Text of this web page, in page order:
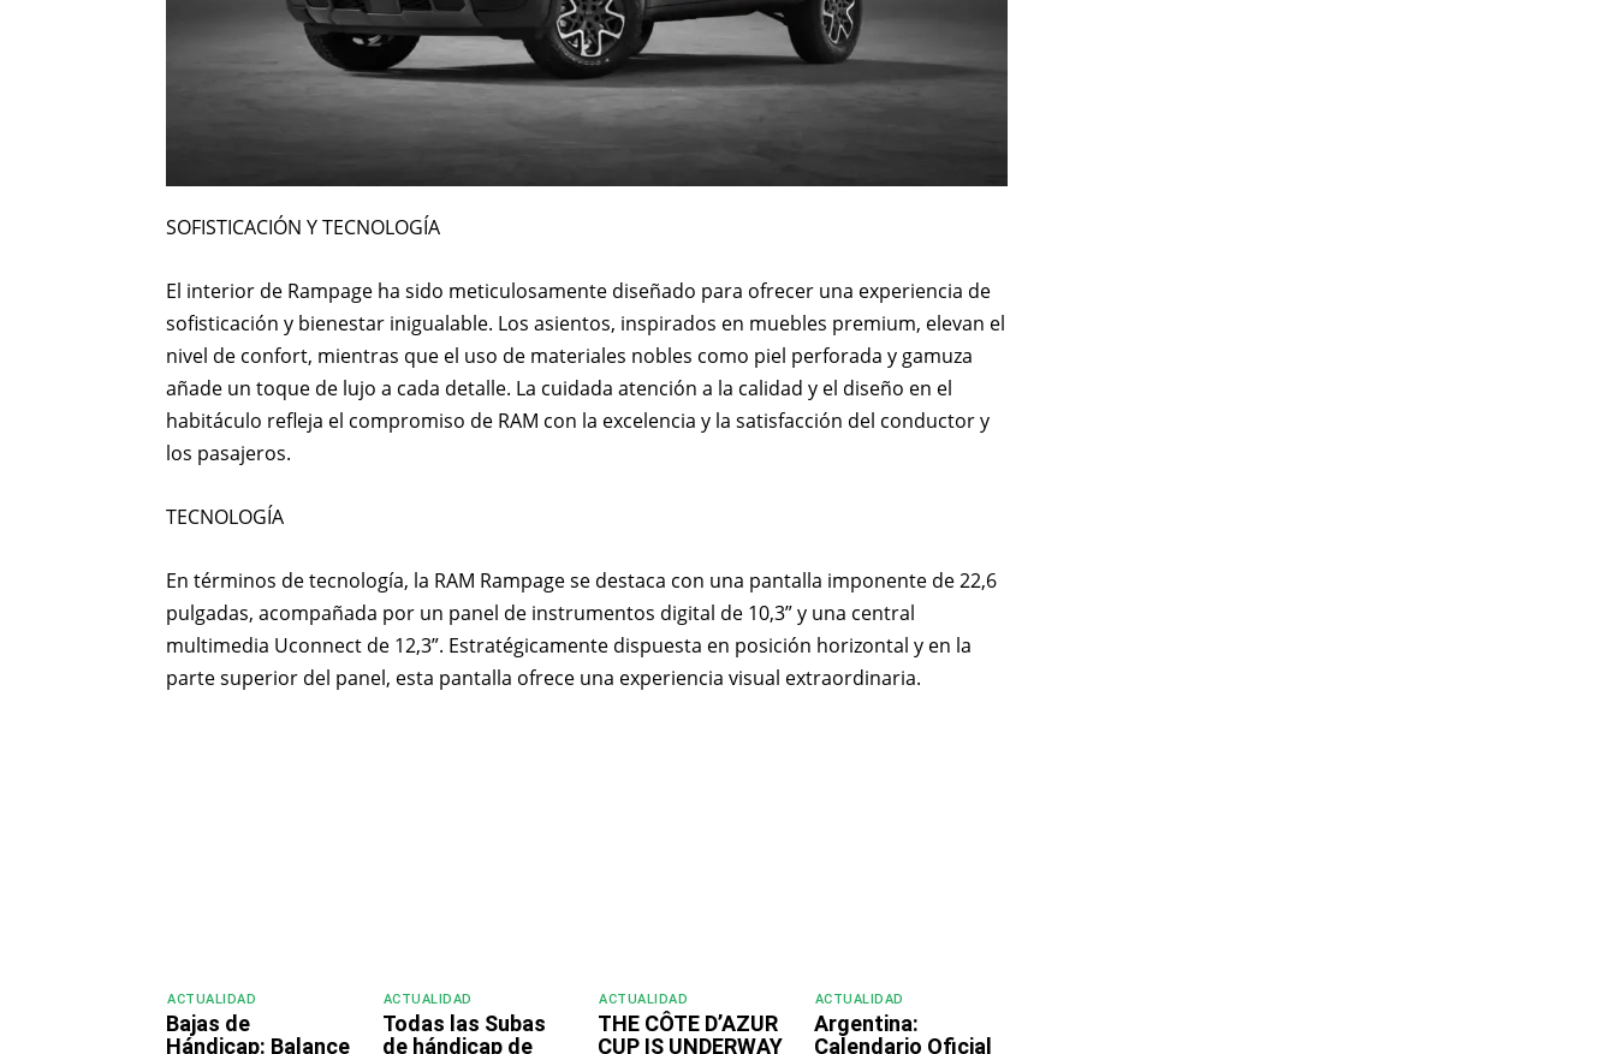
SOFISTICACIÓN Y TECNOLOGÍA
El interior de Rampage ha sido meticulosamente diseñado para ofrecer una experiencia de
sofisticación y bienestar inigualable. Los asientos, inspirados en muebles premium, elevan el
nivel de confort, mientras que el uso de materiales nobles como piel perforada y gamuza
añade un toque de lujo a cada detalle. La cuidada atención a la calidad y el diseño en el
habitáculo refleja el compromiso de RAM con la excelencia y la satisfacción del conductor y
los pasajeros.
TECNOLOGÍA
En términos de tecnología, la RAM Rampage se destaca con una pantalla imponente de 22,6
pulgadas, acompañada por un panel de instrumentos digital de 10,3” y una central
multimedia Uconnect de 12,3”. Estratégicamente dispuesta en posición horizontal y en la
parte superior del panel, esta pantalla ofrece una experiencia visual extraordinaria.
ACTUALIDAD
Bajas de
Hándicap: Balance
ACTUALIDAD
Todas las Subas
de hándicap de
ACTUALIDAD
THE CÔTE D’AZUR
CUP IS UNDERWAY
ACTUALIDAD
Argentina:
Calendario Oficial